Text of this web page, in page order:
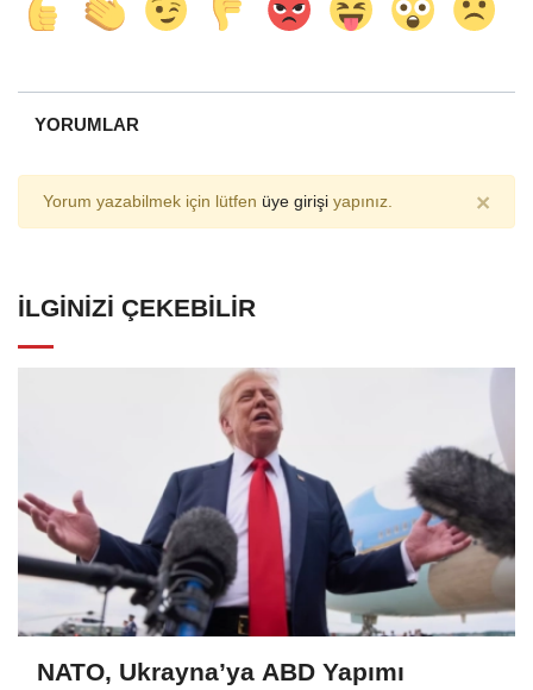
YORUMLAR
Yorum yazabilmek için lütfen üye girişi yapınız. ×
İLGINIZI ÇEKEBILIR
NATO, Ukrayna’ya ABD Yapımı